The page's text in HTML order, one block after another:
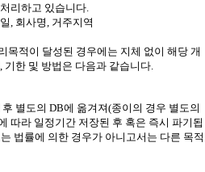
리하고 있습니다.
, 회사명, 거주지역
목적이 달성된 경우에는 지체 없이 해당 개
기한 및 방법은 다음과 같습니다.
별도의 DB에 옮겨져(종이의 경우 별도의
따라 일정기간 저장된 후 혹은 즉시 파기됩
법률에 의한 경우가 아니고서는 다른 목적